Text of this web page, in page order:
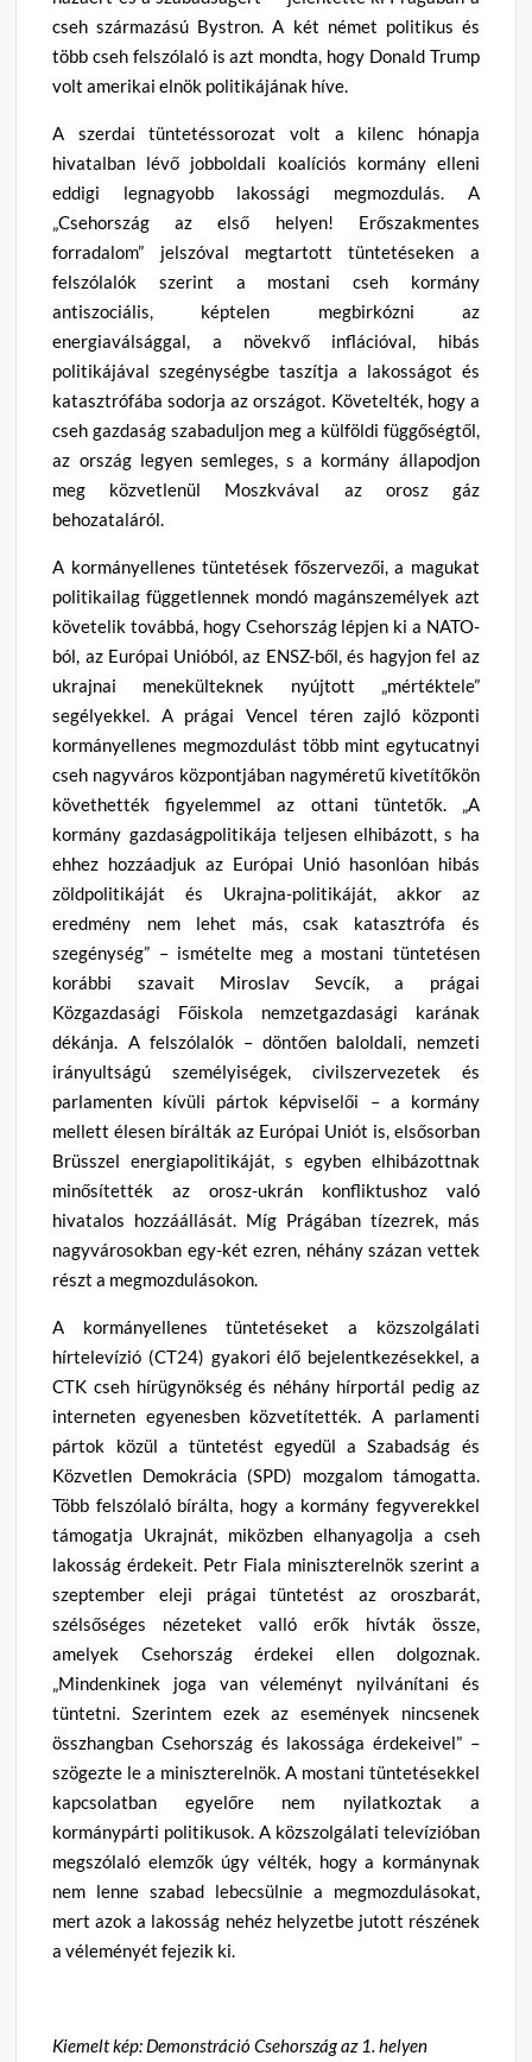
cseh származású Bystron. A két német politikus és
több cseh felszólaló is azt mondta, hogy Donald Trump
volt amerikai elnök politikájának híve.
A szerdai tüntetéssorozat volt a kilenc hónapja
hivatalban lévő jobboldali koalíciós kormány elleni
eddigi legnagyobb lakossági megmozdulás. A
„Csehország az első helyen! Erőszakmentes
forradalom” jelszóval megtartott tüntetéseken a
felszólalók szerint a mostani cseh kormány
antiszociális, képtelen megbirkózni az
energiaválsággal, a növekvő inflációval, hibás
politikájával szegénységbe taszítja a lakosságot és
katasztrófába sodorja az országot. Követelték, hogy a
cseh gazdaság szabaduljon meg a külföldi függőségtől,
az ország legyen semleges, s a kormány állapodjon
meg közvetlenül Moszkvával az orosz gáz
behozataláról.
A kormányellenes tüntetések főszervezői, a magukat
politikailag függetlennek mondó magánszemélyek azt
követelik továbbá, hogy Csehország lépjen ki a NATO-
ból, az Európai Unióból, az ENSZ-ből, és hagyjon fel az
ukrajnai menekülteknek nyújtott „mértéktele”
segélyekkel. A prágai Vencel téren zajló központi
kormányellenes megmozdulást több mint egytucatnyi
cseh nagyváros központjában nagyméretű kivetítőkön
követhették figyelemmel az ottani tüntetők. „A
kormány gazdaságpolitikája teljesen elhibázott, s ha
ehhez hozzáadjuk az Európai Unió hasonlóan hibás
zöldpolitikáját és Ukrajna-politikáját, akkor az
eredmény nem lehet más, csak katasztrófa és
szegénység” – ismételte meg a mostani tüntetésen
korábbi szavait Miroslav Sevcík, a prágai
Közgazdasági Főiskola nemzetgazdasági karának
dékánja. A felszólalók – döntően baloldali, nemzeti
irányultságú személyiségek, civilszervezetek és
parlamenten kívüli pártok képviselői – a kormány
mellett élesen bírálták az Európai Uniót is, elsősorban
Brüsszel energiapolitikáját, s egyben elhibázottnak
minősítették az orosz-ukrán konfliktushoz való
hivatalos hozzáállását. Míg Prágában tízezrek, más
nagyvárosokban egy-két ezren, néhány százan vettek
részt a megmozdulásokon.
A kormányellenes tüntetéseket a közszolgálati
hírtelevízió (CT24) gyakori élő bejelentkezésekkel, a
CTK cseh hírügynökség és néhány hírportál pedig az
interneten egyenesben közvetítették. A parlamenti
pártok közül a tüntetést egyedül a Szabadság és
Közvetlen Demokrácia (SPD) mozgalom támogatta.
Több felszólaló bírálta, hogy a kormány fegyverekkel
támogatja Ukrajnát, miközben elhanyagolja a cseh
lakosság érdekeit. Petr Fiala miniszterelnök szerint a
szeptember eleji prágai tüntetést az oroszbarát,
szélsőséges nézeteket valló erők hívták össze,
amelyek Csehország érdekei ellen dolgoznak.
„Mindenkinek joga van véleményt nyilvánítani és
tüntetni. Szerintem ezek az események nincsenek
összhangban Csehország és lakossága érdekeivel” –
szögezte le a miniszterelnök. A mostani tüntetésekkel
kapcsolatban egyelőre nem nyilatkoztak a
kormánypárti politikusok. A közszolgálati televízióban
megszólaló elemzők úgy vélték, hogy a kormánynak
nem lenne szabad lebecsülnie a megmozdulásokat,
mert azok a lakosság nehéz helyzetbe jutott részének
a véleményét fejezik ki.
Kiemelt kép: Demonstráció Csehország az 1. helyen